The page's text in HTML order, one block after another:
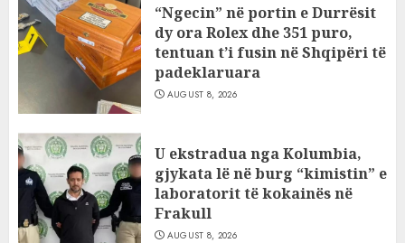
“Ngecin” në portin e Durrësit
dy ora Rolex dhe 351 puro,
tentuan t’i fusin në Shqipëri të
padeklaruara
AUGUST 8, 2026
U ekstradua nga Kolumbia,
gjykata lë në burg “kimistin” e
laboratorit të kokainës në
Frakull
AUGUST 8, 2026